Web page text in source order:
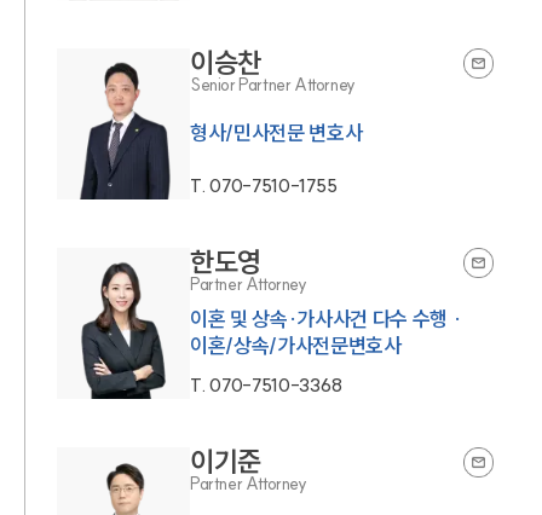
이승찬
Senior Partner Attorney
형사/민사전문 변호사
T.070-7510-1755
한도영
Partner Attorney
이혼 및 상속·가사사건 다수 수행 ·
이혼/상속/가사전문변호사
T.070-7510-3368
이기준
Partner Attorney